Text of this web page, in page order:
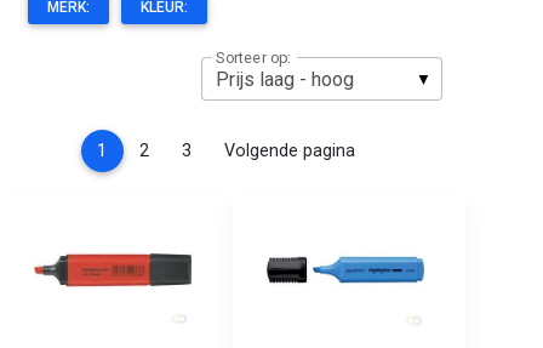
MERK: KLEUR:
Sorteer op:
1 (current)
2 3 Volgende pagina